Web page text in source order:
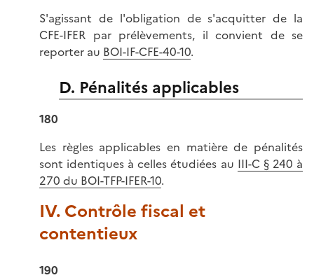
S'agissant de l'obligation de s'acquitter de la
CFE-IFER par prélèvements, il convient de se
reporter au BOI-IF-CFE-40-10.
D. Pénalités applicables
180
Les règles applicables en matière de pénalités
sont identiques à celles étudiées au III-C § 240 à
270 du BOI-TFP-IFER-10.
IV. Contrôle fiscal et
contentieux
190